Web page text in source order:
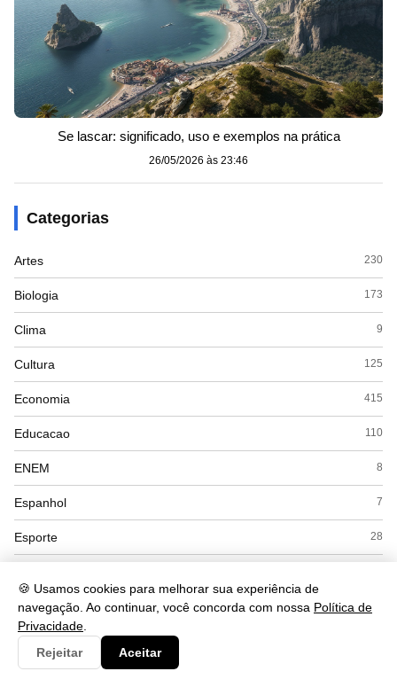
🍪 Usamos cookies para melhorar sua experiência de
navegação. Ao continuar, você concorda com nossa Política de
Privacidade
Rejeitar
Aceitar
Se lascar: significado, uso e exemplos na prática
26/05/2026 às 23:46
Categorias
Artes 230
Biologia 173
Clima 9
Cultura 125
Economia 415
Educacao 110
ENEM 8
Espanhol 7
Esporte 28
Filosofia 41
Física